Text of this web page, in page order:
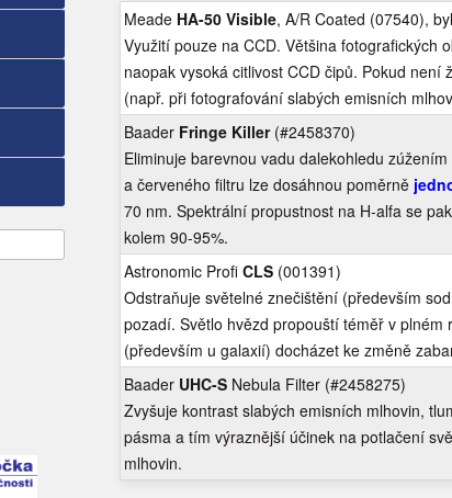
Meade HA-50 Visible, A/R Coated (07540),
Využití pouze na CCD. Většina fotografických
naopak vysoká citlivost CCD čipů. Pokud
(např. při fotografování slabých emisních
Baader Fringe Killer(#2458370)
Eliminuje barevnou vadu dalekohledu
a červeného filtru lze dosáhnou poměrně
70 nm. Spektrální propustnost na H-alfa se
kolem 90-95%.
Astronomic Profi CLS(001391)
Odstraňuje světelné znečištění (především
pozadí. Světlo hvězd propouští téměř v
(především u galaxií) docházet ke změně
Baader UHC-SNebula Filter (#2458275)
Zvyšuje kontrast slabých emisních mlhovin,
pásma a tím výraznější účinek na potlačení
mlhovin.